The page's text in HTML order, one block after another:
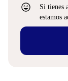
sentiment_very_satisfied
Si tienes
estamos